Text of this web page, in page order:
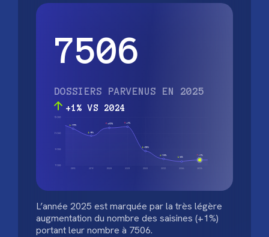
7506
DOSSIERS PARVENUS EN 2025
+1% VS 2024
L’année 2025 est marquée par la très légère
augmentation du nombre des saisines (+1%)
portant leur nombre à 7506.